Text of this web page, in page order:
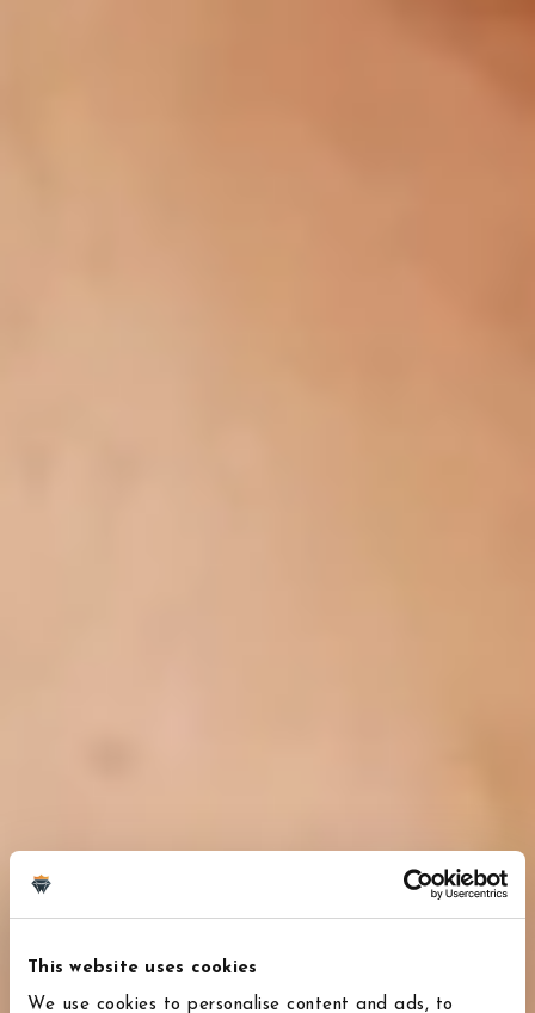
This website uses cookies
We use cookies to personalise content and ads, to